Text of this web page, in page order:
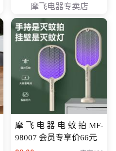
摩飞电器专卖店
摩飞电器电蚊拍MF-
98007 会员专享价66元